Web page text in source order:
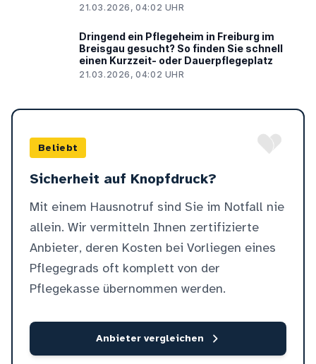
21.03.2026, 04:02 UHR
Dringend ein Pflegeheim in Freiburg im
Breisgau gesucht? So finden Sie schnell
einen Kurzzeit- oder Dauerpflegeplatz
21.03.2026, 04:02 UHR
Beliebt
Sicherheit auf Knopfdruck?
Mit einem Hausnotruf sind Sie im Notfall nie
allein. Wir vermitteln Ihnen zertifizierte
Anbieter, deren Kosten bei Vorliegen eines
Pflegegrads oft komplett von der
Pflegekasse übernommen werden.
Anbieter vergleichen